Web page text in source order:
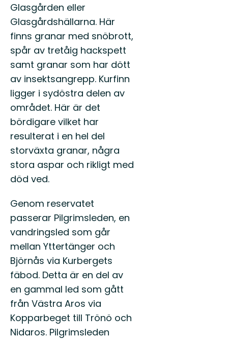
Glasgården eller
Glasgårdshällarna. Här
finns granar med snöbrott,
spår av tretåig hackspett
samt granar som har dött
av insektsangrepp. Kurfinn
ligger i sydöstra delen av
området. Här är det
bördigare vilket har
resulterat i en hel del
storväxta granar, några
stora aspar och rikligt med
död ved.
Genom reservatet
passerar Pilgrimsleden, en
vandringsled som går
mellan Yttertänger och
Björnås via Kurbergets
fäbod. Detta är en del av
en gammal led som gått
från Västra Aros via
Kopparbeget till Trönö och
Nidaros. Pilgrimsleden